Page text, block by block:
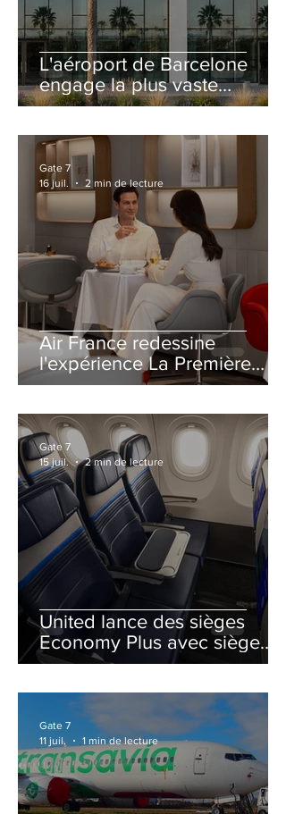
L'aéroport de Barcelone
engage la plus vaste
rénovation de son Terminal
Air France redessine
l'expérience La Première
avec un salon entièrement
Gate 7
16 juil.
2 min de lecture
United lance des sièges
Economy Plus avec siège
central neutralisé
Gate 7
15 juil.
2 min de lecture
Gate 7
11 juil.
1 min de lecture